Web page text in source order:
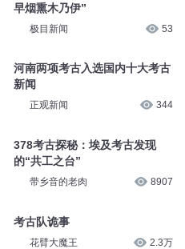
早烟熏木乃伊”
极目新闻 53
河南两项考古入选国内十大考古
新闻
正观新闻 344
378考古探秘：埃及考古发现
的“共工之台”
带乡音的老肉 8907
考古队诡事
花臂大魔王 2.3万